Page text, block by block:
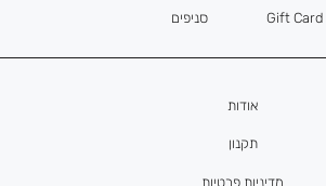
אודות
תקנון
מדיניות פרטיות
Gift Card סניפים